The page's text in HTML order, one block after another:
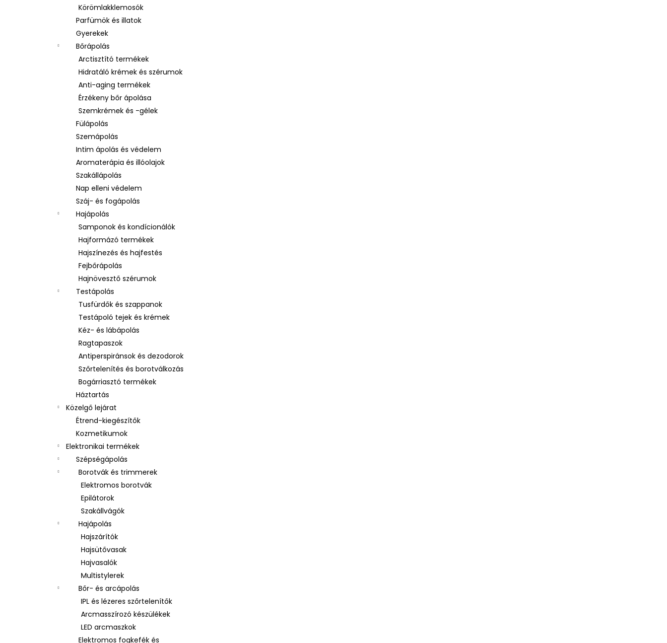
Körömlakklemosók
Parfümök és illatok
Gyerekek
Bőrápolás
Arctisztító termékek
Hidratáló krémek és szérumok
Anti-aging termékek
Érzékeny bőr ápolása
Szemkrémek és -gélek
Fülápolás
Szemápolás
Intim ápolás és védelem
Aromaterápia és illóolajok
Szakállápolás
Nap elleni védelem
Száj- és fogápolás
Hajápolás
Samponok és kondícionálók
Hajformázó termékek
Hajszínezés és hajfestés
Fejbőrápolás
Hajnövesztő szérumok
Testápolás
Tusfürdők és szappanok
Testápoló tejek és krémek
Kéz- és lábápolás
Ragtapaszok
Antiperspiránsok és dezodorok
Szőrtelenítés és borotválkozás
Bogárriasztó termékek
Háztartás
Közelgő lejárat
Étrend-kiegészítők
Kozmetikumok
Elektronikai termékek
Szépségápolás
Borotvák és trimmerek
Elektromos borotvák
Epilátorok
Szakállvágók
Hajápolás
Hajszárítók
Hajsütővasak
Hajvasalók
Multistylerek
Bőr- és arcápolás
IPL és lézeres szőrtelenítők
Arcmasszírozó készülékek
LED arcmaszkok
Elektromos fogkefék és